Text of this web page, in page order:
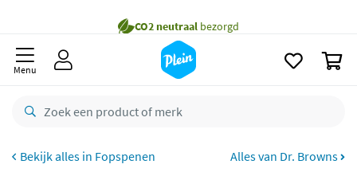
besteld,
Gratisretourneren
Menu
Fopspenen Alles van Dr. Browns